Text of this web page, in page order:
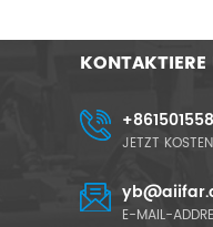
KONTAKTIERE
JETZT
E-MAIL-